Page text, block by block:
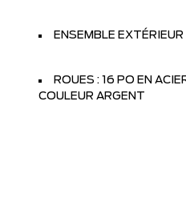
ENSEMBLE
ROUES : 16 PO EN
COULEUR ARGENT